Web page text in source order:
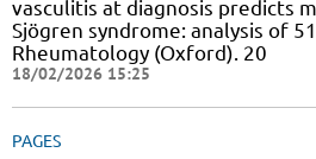
vasculitis at diagnosis predicts
Sjögren syndrome: analysis of
Rheumatology (Oxford). 20
18/02/2026 15:25
PAGES